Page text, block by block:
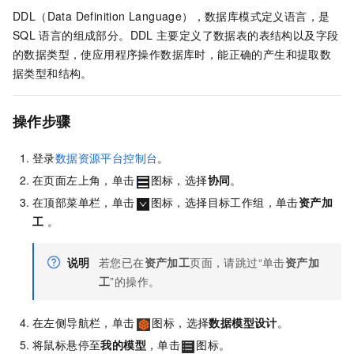
DDL（Data Definition Language），数据库模式定义语言，是
SQL 语言的组成部分。DDL 主要定义了数据表的表结构以及字段
的数据类型，使应用程序操作数据库时，能正确的产生和提取数
据类型和结构。
操作步骤
登录数据资源平台控制台。
在页面左上角，单击
图标，选择协同。
在顶部菜单栏，单击
图标，选择目标工作组，单击资产加
工 。
说明 若您已在资产加工页面，请跳过“单击资产加
工”的操作。
在左侧导航栏，单击 图标，选择数据模型设计。
将鼠标悬停至我的模型 ，单击
图标。